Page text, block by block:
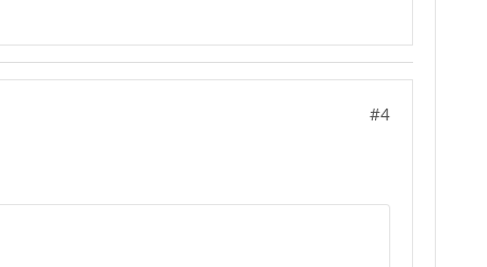
#4